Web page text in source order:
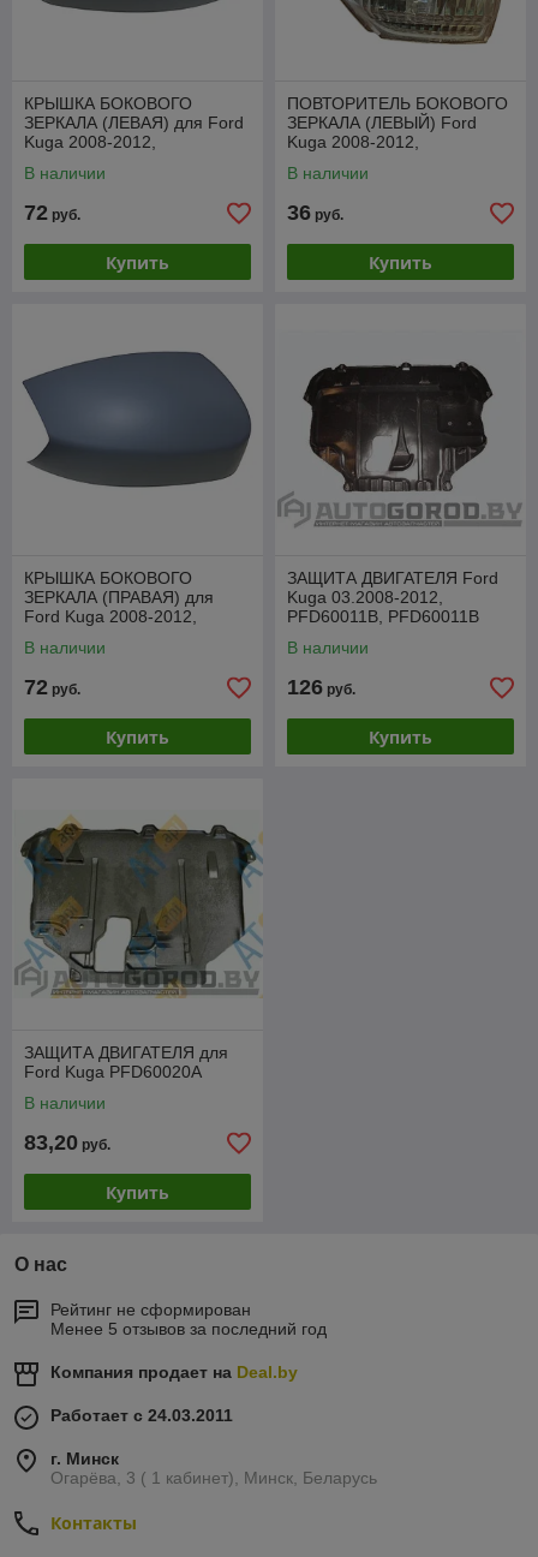
КРЫШКА БОКОВОГО
ЗЕРКАЛА (ЛЕВАЯ) для Ford
Kuga 2008-2012,
В наличии
72 руб.
Купить
ПОВТОРИТЕЛЬ БОКОВОГО
ЗЕРКАЛА (ЛЕВЫЙ) Ford
Kuga 2008-2012,
В наличии
36 руб.
Купить
КРЫШКА БОКОВОГО
ЗЕРКАЛА (ПРАВАЯ) для
Ford Kuga 2008-2012,
В наличии
72 руб.
Купить
ЗАЩИТА ДВИГАТЕЛЯ Ford
Kuga 03.2008-2012,
PFD60011B, PFD60011B
В наличии
126 руб.
Купить
ЗАЩИТА ДВИГАТЕЛЯ для
Ford Kuga PFD60020A
В наличии
83,20 руб.
Купить
О нас
Рейтинг не сформирован
Менее 5 отзывов за последний год
Компания продает на Deal.by
Работает с 24.03.2011
г. Минск
Огарёва, 3 ( 1 кабинет), Минск, Беларусь
Контакты